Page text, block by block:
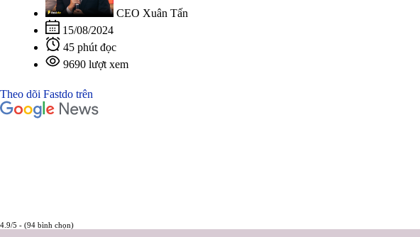
CEO Xuân Tấn
15/08/2024
45 phút đọc
9690 lượt xem
Theo dõi Fastdo trên
4.9/5 - (94 bình chọn)